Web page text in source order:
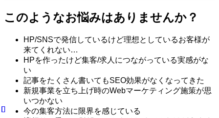
このようなお悩みはありませんか？
HP/SNSで発信しているけど理想としているお客様が
来てくれない…
HPを作ったけど集客/求人につながっている実感がな
い
記事をたくさん書いてもSEO効果がなくなってきた
新規事業を立ち上げ時のWebマーケティング施策が思
いつかない
今の集客方法に限界を感じている